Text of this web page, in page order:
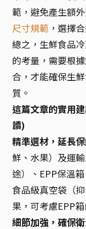
範，避免產生額
尺寸規範 ，選擇
總之，生鮮食品
的考量，需要根
合，才能確保生
質。
這篇文章的實用
讀)
精準選材，延長保
鮮、水果）及運
途）、EPP保溫
食品級真空袋（
果，可考慮EPP
細節加強，確保衛